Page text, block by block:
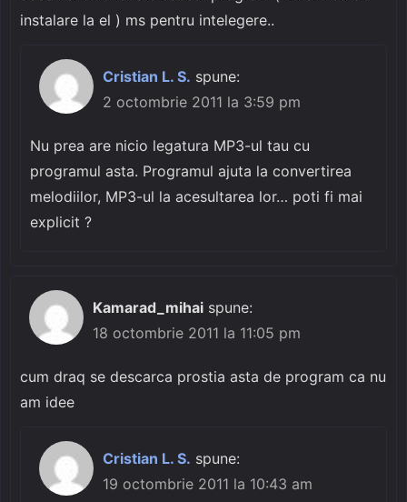
instalare la el ) ms pentru intelegere..
Cristian L. S. spune:
2 octombrie 2011 la 3:59 pm
Nu prea are nicio legatura MP3-ul tau cu
programul asta. Programul ajuta la convertirea
melodiilor, MP3-ul la acesultarea lor… poti fi mai
explicit ?
Kamarad_mihai spune:
18 octombrie 2011 la 11:05 pm
cum draq se descarca prostia asta de program ca nu
am idee
Cristian L. S. spune:
19 octombrie 2011 la 10:43 am